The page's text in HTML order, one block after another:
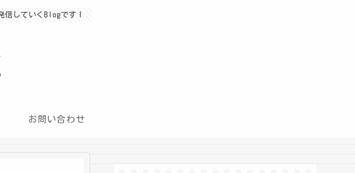
信していくBlogです！
お問い合わせ